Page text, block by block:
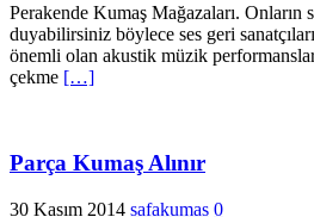
Perakende Kumaş Mağazaları. Onların
duyabilirsiniz böylece ses geri
önemli olan akustik müzik
çekme […]
Parça Kumaş Alınır
30 Kasım 2014 safakumas 0